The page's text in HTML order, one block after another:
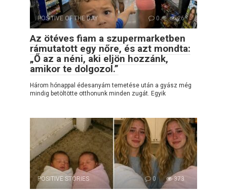
POSITIVE OF THE DAY 0 26
Az ötéves fiam a szupermarketben
rámutatott egy nőre, és azt mondta:
„Ő az a néni, aki eljön hozzánk,
amikor te dolgozol.”
Három hónappal édesanyám temetése után a gyász még
mindig betöltötte otthonunk minden zugát. Egyik
POSITIVE STORIES 0 373